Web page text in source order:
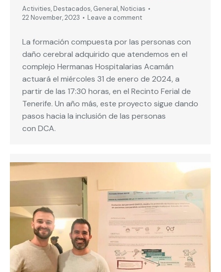
Activities, Destacados, General, Noticias
22 November, 2023
Leave a comment
La formación compuesta por las personas con
daño cerebral adquirido que atendemos en el
complejo Hermanas Hospitalarias Acamán
actuará el miércoles 31 de enero de 2024, a
partir de las 17:30 horas, en el Recinto Ferial de
Tenerife. Un año más, este proyecto sigue dando
pasos hacia la inclusión de las personas
con DCA.